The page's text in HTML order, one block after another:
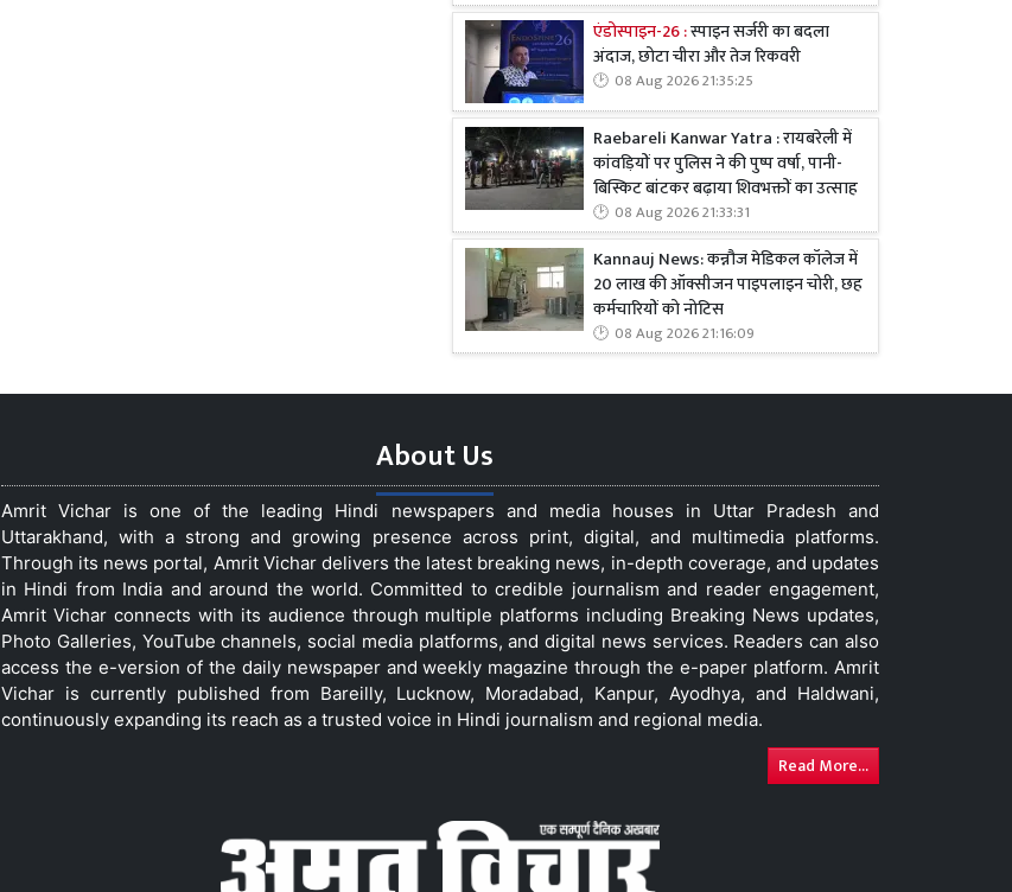
एंडोस्पाइन-26 :स्पाइन सर्जरी का बदला
अंदाज, छोटा चीरा और तेज रिकवरी
08 Aug 2026 21:35:25
Raebareli Kanwar Yatra : रायबरेली में
कांवड़ियों पर पुलिस ने की पुष्प वर्षा, पानी-
बिस्किट बांटकर बढ़ाया शिवभक्तों का उत्साह
08 Aug 2026 21:33:31
Kannauj News: कन्नौज मेडिकल कॉलेज में
20 लाख की ऑक्सीजन पाइपलाइन चोरी, छह
कर्मचारियों को नोटिस
08 Aug 2026 21:16:09
About Us
Amrit Vichar is one of the leading Hindi newspapers and media houses in Uttar Pradesh and
Uttarakhand, with a strong and growing presence across print, digital, and multimedia platforms.
Through its news portal, Amrit Vichar delivers the latest breaking news, in-depth coverage, and updates
in Hindi from India and around the world. Committed to credible journalism and reader engagement,
Amrit Vichar connects with its audience through multiple platforms including Breaking News updates,
Photo Galleries, YouTube channels, social media platforms, and digital news services. Readers can also
access the e-version of the daily newspaper and weekly magazine through the e-paper platform. Amrit
Vichar is currently published from Bareilly, Lucknow, Moradabad, Kanpur, Ayodhya, and Haldwani,
continuously expanding its reach as a trusted voice in Hindi journalism and regional media.
Read More...